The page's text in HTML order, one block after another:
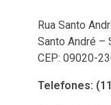
Rua Santo
Santo André –
CEP: 09020-
Telefones: